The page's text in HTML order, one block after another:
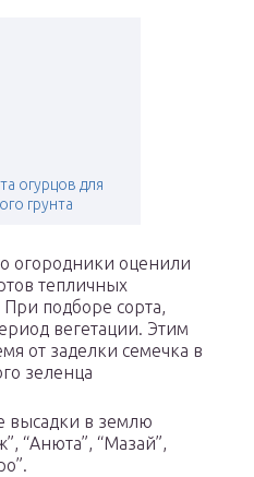
огурцов для
грунта
огородники оценили
тепличных
подборе сорта,
вегетации. Этим
от заделки семечка в
зеленца
высадки в землю
“Анюта”, “Мазай”,